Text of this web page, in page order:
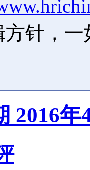
方针，
2016年